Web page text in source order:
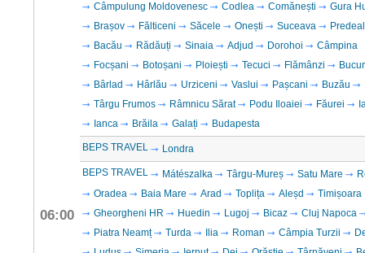
06:00
Câmpulung Moldovenesc
Codlea Comănești
Gura
Brașov
Fălticeni Săcele Onești Suceava
Predeal
Bacău
Rădăuți Sinaia Adjud Dorohoi
Câmpina
Focșani
Botoșani Ploiești Tecuci Flămânzi
Bârlad
Hârlău Urziceni Vaslui Pașcani Buzău
Târgu Frumos
Râmnicu Sărat Podu Iloaiei Făurei
Ianca
Brăila Galați Budapesta
BEPS TRAVEL Londra
BEPS TRAVEL Mátészalka Târgu-Mureș Satu Mare
Oradea
Baia Mare Arad Toplița Aleșd
Timișoara
Gheorgheni HR
Huedin Lugoj Bicaz
Cluj Napoca
Piatra Neamț
Turda Ilia Roman Câmpia Turzii